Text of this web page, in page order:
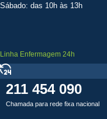
Sábado: das 10h às 13h
Linha Enfermagem 24h
211 454 090
Chamada para rede fixa nacional